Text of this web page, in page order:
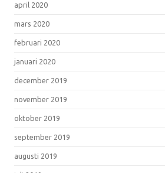
april 2020
mars 2020
februari 2020
januari 2020
december 2019
november 2019
oktober 2019
september 2019
augusti 2019